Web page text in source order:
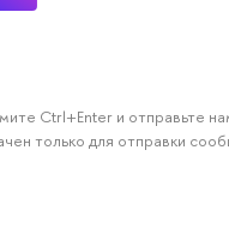
Ctrl+Enter и отправьте
только для отправки